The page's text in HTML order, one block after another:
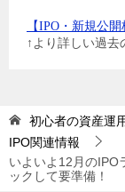
【IPO・新規公
↑より詳しい過去
初心者の資産運
IPO関連情報
いよいよ12月のIPO
ックして要準備！